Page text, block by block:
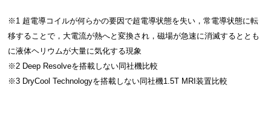
※1 超電導コイルが何らかの要因で超電導状態を失い，常電導状態に転
移することで，大電流が熱へと変換され，磁場が急速に消滅するととも
に液体ヘリウムが大量に気化する現象
※2 Deep Resolveを搭載しない同社機比較
※3 DryCool Technologyを搭載しない同社機1.5T MRI装置比較